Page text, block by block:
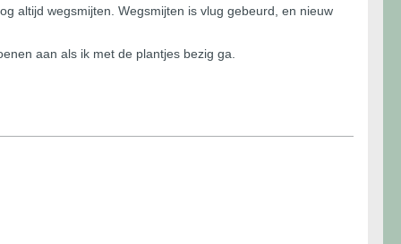
altijd wegsmijten. Wegsmijten is vlug gebeurd, en nieuw
aan als ik met de plantjes bezig ga.